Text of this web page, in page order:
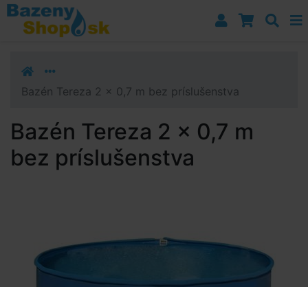
Prejsť k navigácii
Prejsť na obsah
Prejsť k bočnému stĺpci
Bazén Tereza 2 x 0,7 m bez príslušenstva
Bazén Tereza 2 x 0,7 m
bez príslušenstva